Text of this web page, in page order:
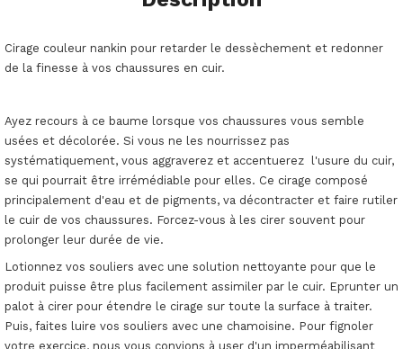
Cirage couleur nankin pour retarder le dessèchement et redonner
de la finesse à vos chaussures en cuir.
Ayez recours à ce baume lorsque vos chaussures vous semble
usées et décolorée. Si vous ne les nourrissez pas
systématiquement, vous aggraverez et accentuerez l'usure du cuir,
se qui pourrait être irrémédiable pour elles. Ce cirage composé
principalement d'eau et de pigments, va décontracter et faire rutiler
le cuir de vos chaussures. Forcez-vous à les cirer souvent pour
prolonger leur durée de vie.
Lotionnez vos souliers avec une solution nettoyante pour que le
produit puisse être plus facilement assimiler par le cuir. Eprunter un
palot à cirer pour étendre le cirage sur toute la surface à traiter.
Puis, faites luire vos souliers avec une chamoisine. Pour fignoler
votre exercice, nous vous convions à user d'un imperméabilisant